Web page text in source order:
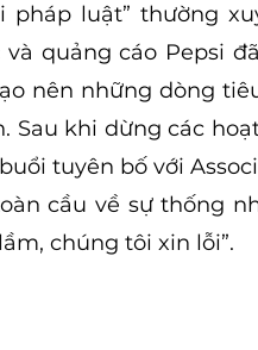
pháp luật” thường
quảng cáo Pepsi
nên những dòng
Sau khi dừng các
tuyên bố với
cầu về sự thống
chúng tôi xin lỗi”.